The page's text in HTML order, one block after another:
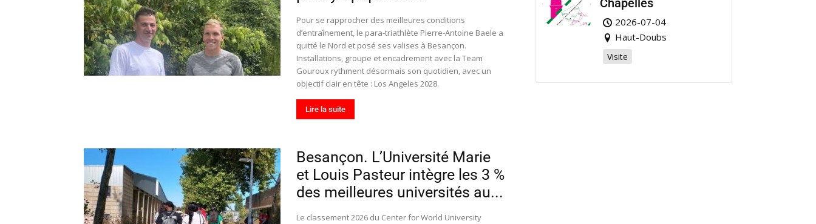
Pour se rapprocher des meilleures conditions
d’entraînement, le para-triathlète Pierre-Antoine Baele a
quitté le Nord et posé ses valises à Besançon.
Installations, groupe et encadrement avec la Team
Gouroux rythment désormais son quotidien, avec un
objectif clair en tête : Los Angeles 2028.
Lire la suite
Besançon. L’Université Marie
et Louis Pasteur intègre les 3 %
des meilleures universités au...
Le classement 2026 du Center for World University
Chapelles
2026-07-04
Haut-Doubs
Visite